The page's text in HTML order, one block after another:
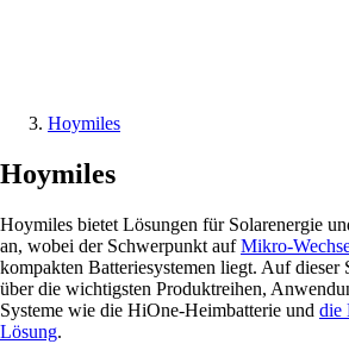
Hoymiles
Hoymiles
Hoymiles bietet Lösungen für Solarenergie
an, wobei der Schwerpunkt aufMikro-
kompakten Batteriesystemen liegt. Auf dieser
über die wichtigsten Produktreihen,
Systeme wie die HiOne-Heimbatterie und die
Lösung.